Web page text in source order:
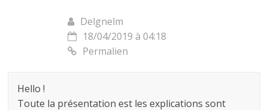
Delgnelm
18/04/2019 à 04:18
Permalien
Hello !
Toute la présentation est les explications sont